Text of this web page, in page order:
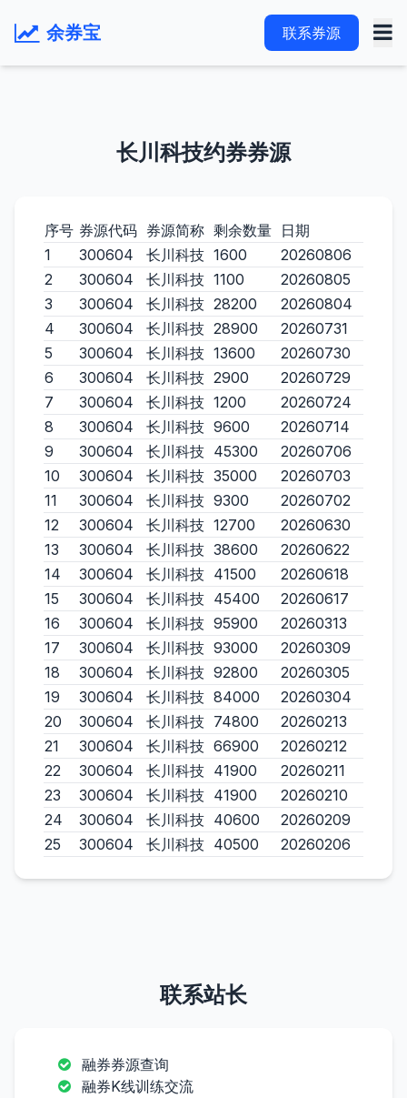
余券宝 联系券源
长川科技约券券源
序号 券源代码 券源简称 剩余数量 日期
1
300604 长川科技 1600
20260806
2
300604 长川科技 1100
20260805
3
300604 长川科技 28200
20260804
4
300604 长川科技 28900
20260731
5
300604 长川科技 13600
20260730
6
300604 长川科技 2900
20260729
7
300604 长川科技 1200
20260724
8
300604 长川科技 9600
20260714
9
300604 长川科技 45300
20260706
10
300604 长川科技 35000
20260703
11
300604 长川科技 9300
20260702
12
300604 长川科技 12700
20260630
13
300604 长川科技 38600
20260622
14
300604 长川科技 41500
20260618
15
300604 长川科技 45400
20260617
16
300604 长川科技 95900
20260313
17
300604 长川科技 93000
20260309
18
300604 长川科技 92800
20260305
19
300604 长川科技 84000
20260304
20
300604 长川科技 74800
20260213
21
300604 长川科技 66900
20260212
22
300604 长川科技 41900
20260211
23
300604 长川科技 41900
20260210
24
300604 长川科技 40600
20260209
25
300604 长川科技 40500 20260206
联系站长
融券券源查询
融券K线训练交流